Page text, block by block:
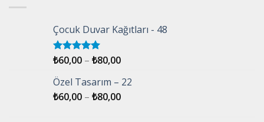
Çocuk Duvar Kağıtları - 48
5 üzerinden
aldı
₺60,00 – ₺80,00
Özel Tasarım – 22
₺60,00 – ₺80,00